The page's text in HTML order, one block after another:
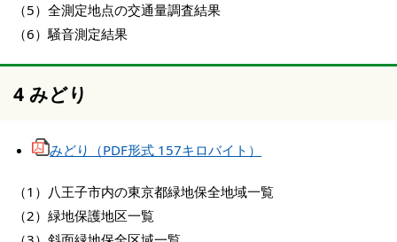
（5）全測定地点の交通量調査結果
（6）騒音測定結果
4 みどり
みどり（PDF形式 157キロバイト）
（1）八王子市内の東京都緑地保全地域一覧
（2）緑地保護地区一覧